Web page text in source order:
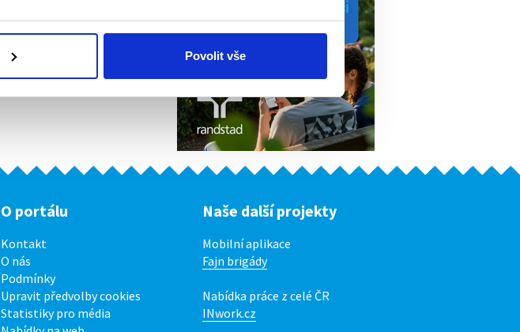
Povolit vše
O portálu
Kontakt
O nás
Podmínky
Upravit předvolby cookies
Statistiky pro média
Naše další projekty
Mobilní aplikace
Fajn brigády
Nabídka práce z celé ČR
INwork.cz